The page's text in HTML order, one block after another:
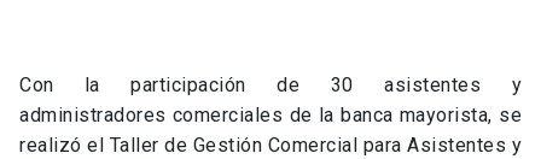
Con la participación de 30 asistentes y
administradores comerciales de la banca mayorista, se
realizó el Taller de Gestión Comercial para Asistentes y